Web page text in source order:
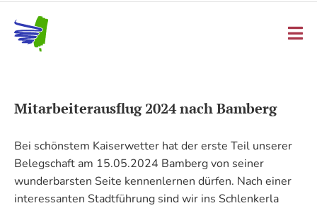
Mitarbeiterausflug 2024 nach Bamberg
Bei schönstem Kaiserwetter hat der erste Teil unserer
Belegschaft am 15.05.2024 Bamberg von seiner
wunderbarsten Seite kennenlernen dürfen. Nach einer
interessanten Stadtführung sind wir ins Schlenkerla